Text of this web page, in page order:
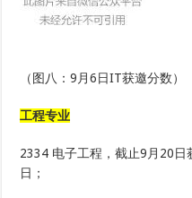
（图八：9月6日IT获邀分数）
工程专业
2334 电子工程，截止9月20
日；